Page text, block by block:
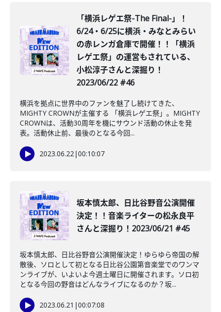
「横浜レゲエ祭-The Final-」！
6/24・6/25に横浜・みなとみらい
の赤レンガ倉庫で開催！！「横浜
レゲエ祭」の運営もされている、
小松淳子さんと深掘り！
2023/06/22 #46
横浜を拠点に世界中のファンを魅了し続けてきた、
MIGHTY CROWNが主催する 「横浜レゲエ祭」。MIGHTY
CROWNは、活動30周年を機にサウンド活動の休止を発
表。活動休止前、最後のとなる今回...
2023.06.22|00:10:07
坂本慎太郎、日比谷野音公演開催
決定！！音楽ライターの松永良平
さんと深掘り！2023/06/21 #45
坂本慎太郎、日比谷野音公演開催決定！ゆらゆら帝国の解
散後、ソロとして初となる日比谷公園第音楽堂でのワンマ
ンライブが、いよいよ今週土曜日に開催されます。ソロ初
となる今回の野音はどんなライブになるのか？坂...
2023.06.21 |00:07:08